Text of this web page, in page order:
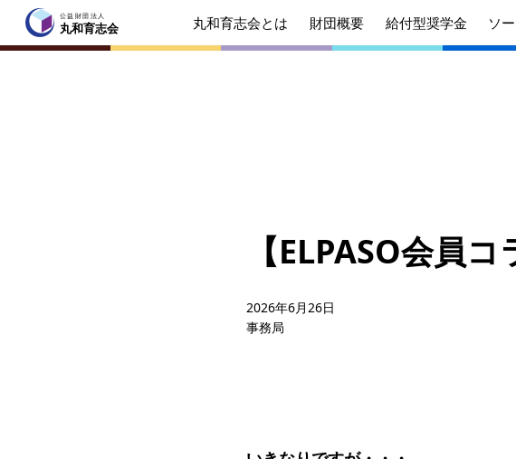
公益財団法人
丸和育志会
みなさんへ
公益財団法人
丸和育志会 丸和育志会とは 財団概要 給付型奨学金 ソ
【ELPASO会員
2026年6月26日
事務局